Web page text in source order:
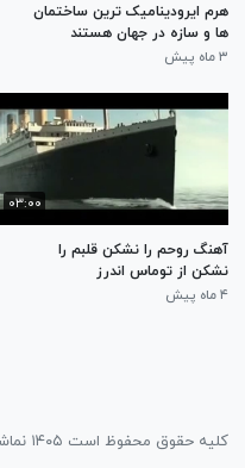
هرم ایرودینامیک ترین ساختمان
ها و سازه در جهان هستند
۳ ماه پیش
۰۳:۰۰
آهنگ روحم را نشکن قلبم را
نشکن از توماس اندرز
۴ ماه پیش
کلیه حقوق محفوظ است ۱۴۰۵ نماشا